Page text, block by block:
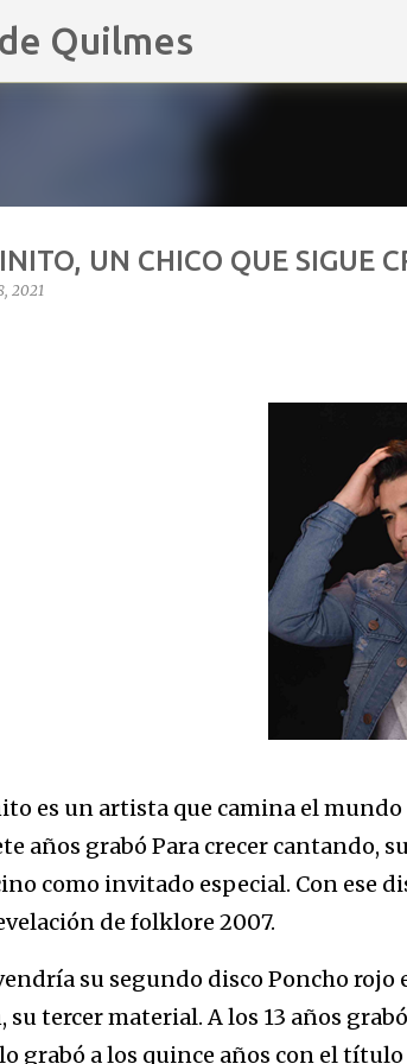
Quilmes
UN CHICO QUE SIGUE
2021
es un artista que camina el
años grabó Para crecer cantando,
como invitado especial. Con ese
de folklore 2007.
su segundo disco Poncho rojo
su tercer material. A los 13 años
grabó a los quince años con el título